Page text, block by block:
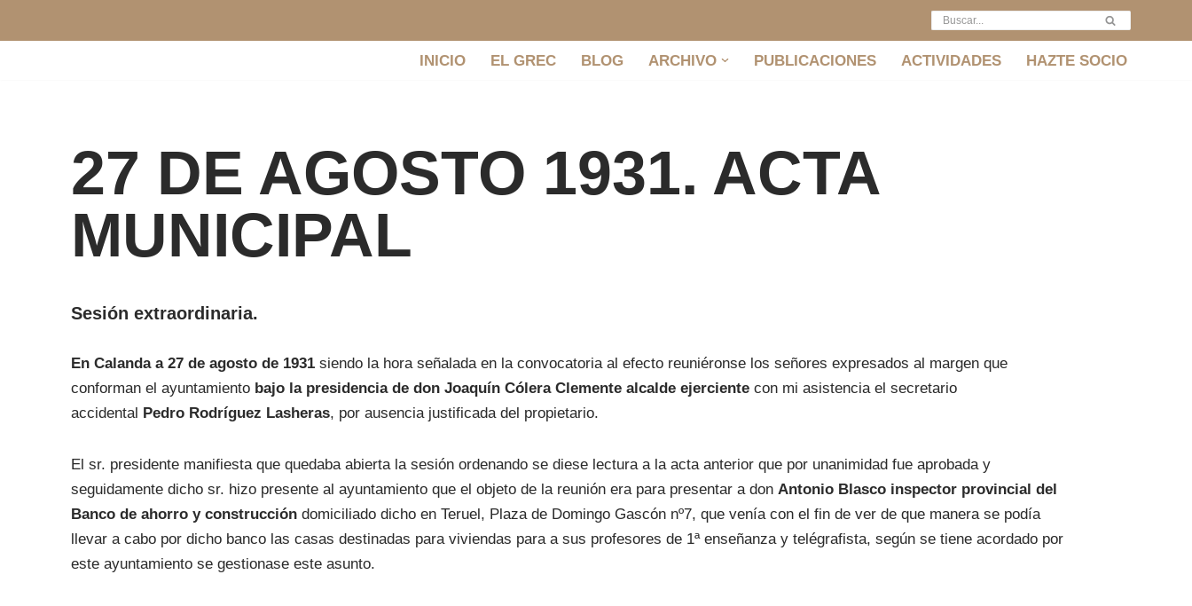
INICIO EL GREC BLOG ARCHIVO PUBLICACIONES ACTIVIDADES HAZTE SOCIO
27 DE AGOSTO 1931. ACTA
MUNICIPAL
Sesión extraordinaria.
En Calanda a 27 de agosto de 1931siendo la hora señalada en la convocatoria al efecto reuniéronse los señores expresados al margen que
conforman el ayuntamiento bajo la presidencia de don Joaquín Cólera Clemente alcalde ejerciente con mi asistencia el secretario
accidental Pedro Rodríguez Lasheras, por ausencia justificada del propietario.
El sr. presidente manifiesta que quedaba abierta la sesión ordenando se diese lectura a la acta anterior que por unanimidad fue aprobada y
seguidamente dicho sr. hizo presente al ayuntamiento que el objeto de la reunión era para presentar a don Antonio Blasco inspector provincial del
Banco de ahorro y construccióndomiciliado dicho en Teruel, Plaza de Domingo Gascón nº7, que venía con el fin de ver de que manera se podía
llevar a cabo por dicho banco las casas destinadas para viviendas para a sus profesores de 1ª enseñanza y telégrafista, según se tiene acordado por
este ayuntamiento se gestionase este asunto.